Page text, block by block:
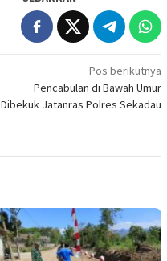
Pos berikutnya
Pencabulan di Bawah Umur
Dibekuk Jatanras Polres Sekadau